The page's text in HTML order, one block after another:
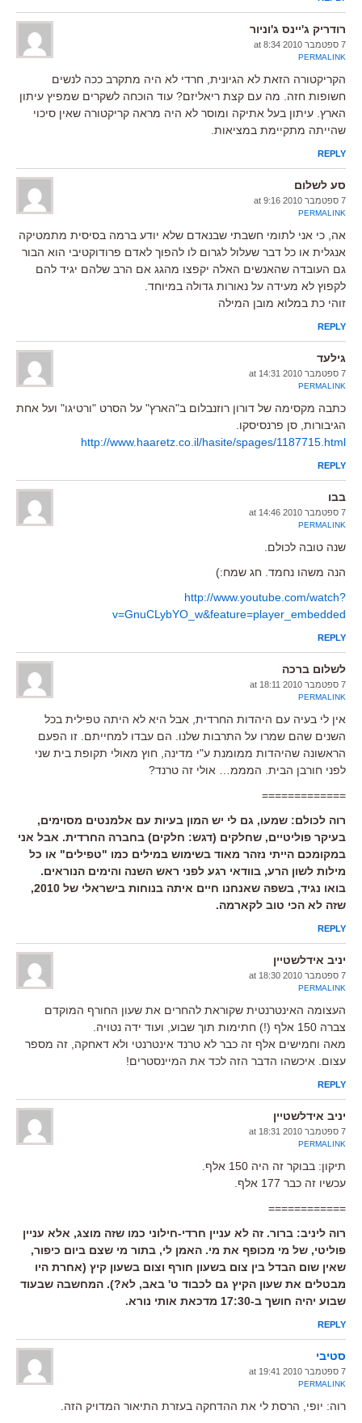
רודריק ג'יינס ג'וניור
7 ספטמבר 2010 at 8:34
PERMALINK
הקריקטורה הזאת לא הגיונית, חרדי לא היה מתקרב ככה לנשים
חשופות חזה. מה עם קצת ריאליזם? עוד הוכחה לשקרים שמפיץ עיתון
הארץ. עיתון בעל אתיקה ומוסר לא היה מראה קריקטורה שאין סיכוי
שהייתה מתקיימת במציאות.
REPLY
סע לשלום
7 ספטמבר 2010 at 9:16
PERMALINK
אה, כי אני לתומי חשבתי שבנאדם שלא יודע ברמה בסיסית מתמטיקה
אנגלית או כל דבר שעלול לגרום לו להפוך לאדם פרודוקטיבי הוא הבור
גם העובדה שהאנשים האלה יקפצו מהגג אם הרב שלהם יגיד להם
לקפוץ לא מעידה על נאורות גדולה במיוחד.
זוהי כת במלוא מובן המילה
REPLY
גילעד
7 ספטמבר 2010 at 14:31
PERMALINK
כתבה מקסימה של דורון רוזנבלום ב"הארץ" על הסרט "ורטיגו" ועל אחת
הגיבורות, סן פרנסיסקו.
http://www.haaretz.co.il/hasite/spages/1187715.html
REPLY
בבו
7 ספטמבר 2010 at 14:46
PERMALINK
שנה טובה לכולם.
הנה משהו נחמד. חג שמח:)
http://www.youtube.com/watch?
v=GnuCLybYO_w&feature=player_embedded
REPLY
לשלום ברכה
7 ספטמבר 2010 at 18:11
PERMALINK
אין לי בעיה עם היהדות החרדית, אבל היא לא היתה טפילית בכל
השנים שהם שמרו על התרבות שלנו. הם עבדו למחייתם. זו הפעם
הראשונה שהיהדות ממומנת ע"י מדינה, חוץ מאולי תקופת בית שני
לפני חורבן הבית. המממ… אולי זה טרנד?
=============
רוה לכולם: שמעו, גם לי יש המון בעיות עם אלמנטים מסוימים,
בעיקר פוליטיים, שחלקים (דגש: חלקים) בחברה החרדית. אבל אני
במקומכם הייתי נזהר מאוד בשימוש במילים כמו "טפילים" או כל
מילות לשון הרע, בוודאי רגע לפני ראש השנה והימים הנוראים.
בואו נגיד, בשפה שאנחנו חיים איתה בנוחות בישראלי של 2010,
שזה לא הכי טוב לקארמה.
REPLY
יניב אידלשטיין
7 ספטמבר 2010 at 18:30
PERMALINK
העצומה האינטרנטית שקוראת להחרים את שעון החורף המוקדם
צברה 150 אלף (!) חתימות תוך שבוע, ועוד ידה נטויה.
מאה וחמישים אלף זה כבר לא טרנד אינטרנטי ולא דאחקה, זה מספר
עצום. איכשהו הדבר הזה לכד את המיינסטרים!
REPLY
יניב אידלשטיין
7 ספטמבר 2010 at 18:31
PERMALINK
תיקון: בבוקר זה היה 150 אלף.
עכשיו זה כבר 177 אלף.
============
רוה ליניב: ברור. זה לא עניין חרדי-חילוני כמו שזה מוצג, אלא עניין
פוליטי, של מי מכופף את מי. האמן לי, בתור מי שצם ביום כיפור,
שאין שום הבדל בין צום בשעון חורף וצום בשעון קיץ (אחרת היו
מבטלים את שעון הקיץ גם לכבוד ט' באב, לא?). המחשבה שבעוד
שבוע יהיה חושך ב-17:30 מדכאת אותי נורא.
REPLY
סטיבי
7 ספטמבר 2010 at 19:41
PERMALINK
רוה: יופי, הרסת לי את ההדחקה בעזרת התיאור המדויק הזה.